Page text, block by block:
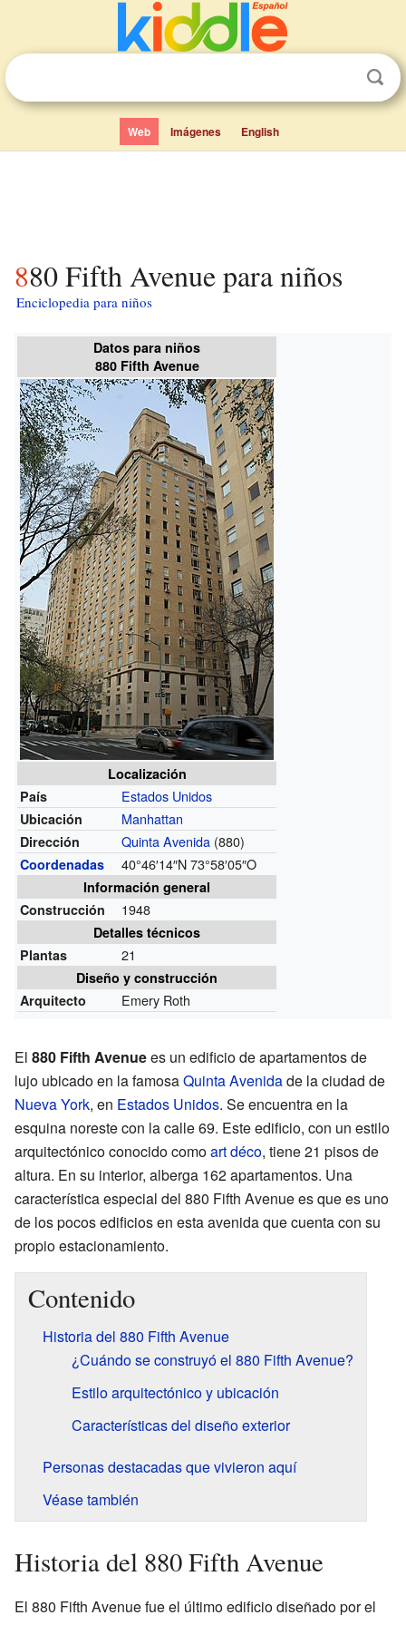
Web Imágenes English
880 Fifth Avenue para niños
Enciclopedia para niños
Datos para niños
880 Fifth Avenue
Localización
País
Estados Unidos
Ubicación Manhattan
Dirección Quinta Avenida (880)
Coordenadas 40°46′14″N73°58′05″O
Información general
Construcción
1948
Detalles técnicos
Plantas
21
Diseño y construcción
Arquitecto
Emery Roth
El 880 Fifth Avenuees un edificio de apartamentos de
lujo ubicado en la famosaQuinta Avenidade la ciudad de
Nueva York, en Estados Unidos. Se encuentra en la
esquina noreste con la calle 69. Este edificio, con un estilo
arquitectónico conocido comoart déco, tiene 21 pisos de
altura. En su interior, alberga 162 apartamentos. Una
característica especial del 880 Fifth Avenue es que es uno
de los pocos edificios en esta avenida que cuenta con su
propio estacionamiento.
Contenido
Historia del 880 Fifth Avenue
¿Cuándo se construyó el 880 Fifth Avenue?
Estilo arquitectónico y ubicación
Características del diseño exterior
Personas destacadas que vivieron aquí
Véase también
Historia del 880 Fifth Avenue
El 880 Fifth Avenue fue el último edificio diseñado por el